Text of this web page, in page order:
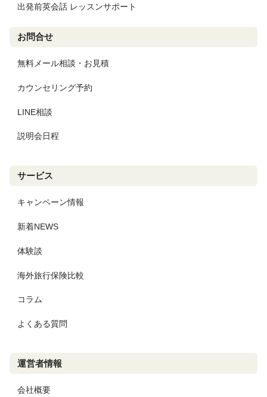
出発前英会話 レッスンサポート
お問合せ
無料メール相談・お見積
カウンセリング予約
LINE相談
説明会日程
サービス
キャンペーン情報
新着NEWS
体験談
海外旅行保険比較
コラム
よくある質問
運営者情報
会社概要